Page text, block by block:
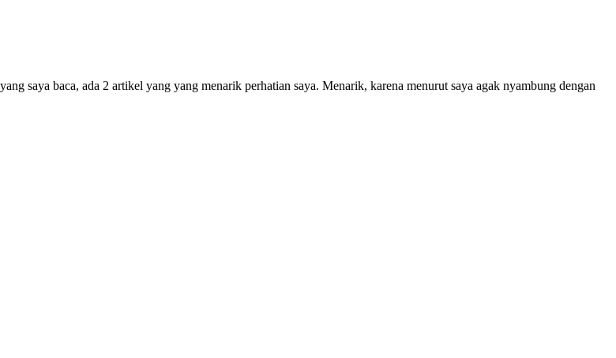
saya baca, ada 2 artikel yang yang menarik perhatian saya. Menarik, karena menurut saya agak nyambung dengan